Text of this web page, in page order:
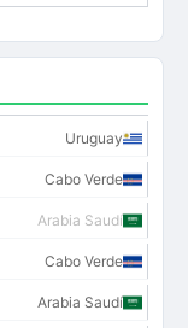
Uruguay
Cabo Verde
Arabia Saudí
Cabo Verde
Arabia Saudí